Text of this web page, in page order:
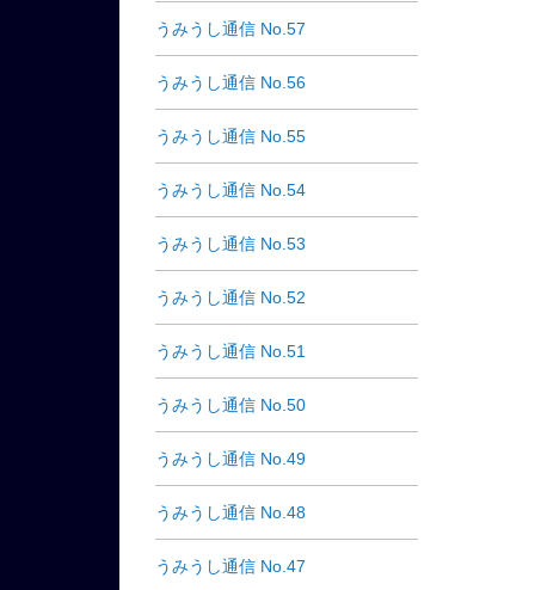
うみうし通信 No.57
うみうし通信 No.56
うみうし通信 No.55
うみうし通信 No.54
うみうし通信 No.53
うみうし通信 No.52
うみうし通信 No.51
うみうし通信 No.50
うみうし通信 No.49
うみうし通信 No.48
うみうし通信 No.47